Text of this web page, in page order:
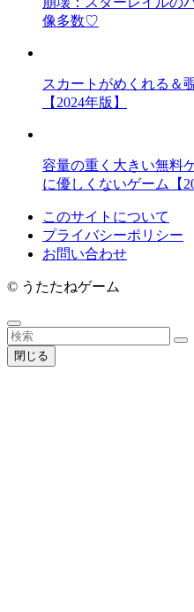
像多数♡
スカートがめくれる＆
【2024年版】
容量の重く大きい無料
に優しくないゲーム【
このサイトについて
プライバシーポリシー
お問い合わせ
© うたたねゲーム
閉じる